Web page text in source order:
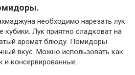
необходимо нарезать лук
Лук приятно сладковат на
аромат блюду. Помидоры
вкус. Можно использовать как
консервированные.